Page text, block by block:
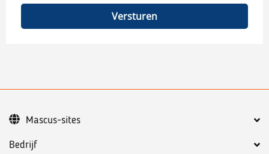
Versturen
Bedrijf
Mascus-sites